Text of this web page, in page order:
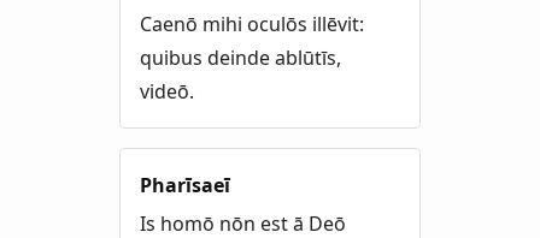
Caenō mihi oculōs illēvit:
quibus deinde ablūtīs,
videō.
Pharīsaeī
Is homō nōn est ā Deō